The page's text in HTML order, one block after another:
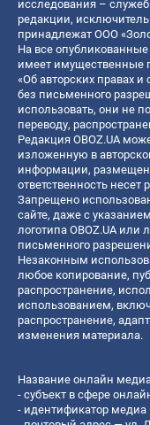
исследования –
редакции,
принадлежат ООО
На все
имеет имущественные
«Об авторских правах
без письменного
использовать, они не
переводу,
Редакция OBOZ.UA
изложенную в
информации,
ответственность несет
Запрещено
сайте, даже с
логотипа OBOZ.UA или
письменного
Незаконным
любое копирование,
распространение,
использованием,
распространение,
изменения материала.
Название онлайн медиа
- субъект в сфере
- идентификатор медиа